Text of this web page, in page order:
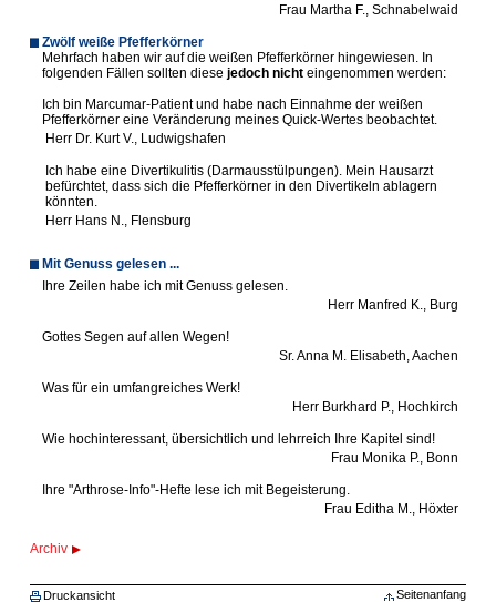
Frau Martha F., Schnabelwaid
Zwölf weiße Pfefferkörner
Mehrfach haben wir auf die weißen Pfefferkörner hingewiesen. In
folgenden Fällen sollten diese jedoch nichteingenommen werden:
Ich bin Marcumar-Patient und habe nach Einnahme der weißen
Pfefferkörner eine Veränderung meines Quick-Wertes beobachtet.
Herr Dr. Kurt V., Ludwigshafen
Ich habe eine Divertikulitis (Darmausstülpungen). Mein Hausarzt
befürchtet, dass sich die Pfefferkörner in den Divertikeln ablagern
könnten.
Herr Hans N., Flensburg
Mit Genuss gelesen ...
Ihre Zeilen habe ich mit Genuss gelesen.
Herr Manfred K., Burg
Gottes Segen auf allen Wegen!
Sr. Anna M. Elisabeth, Aachen
Was für ein umfangreiches Werk!
Herr Burkhard P., Hochkirch
Wie hochinteressant, übersichtlich und lehrreich Ihre Kapitel sind!
Frau Monika P., Bonn
Ihre "Arthrose-Info"-Hefte lese ich mit Begeisterung.
Frau Editha M., Höxter
Archiv
Seitenanfang
Druckansicht